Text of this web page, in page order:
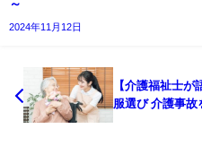
～
2024年11月12日
【介護福祉士
服選び 介護事故